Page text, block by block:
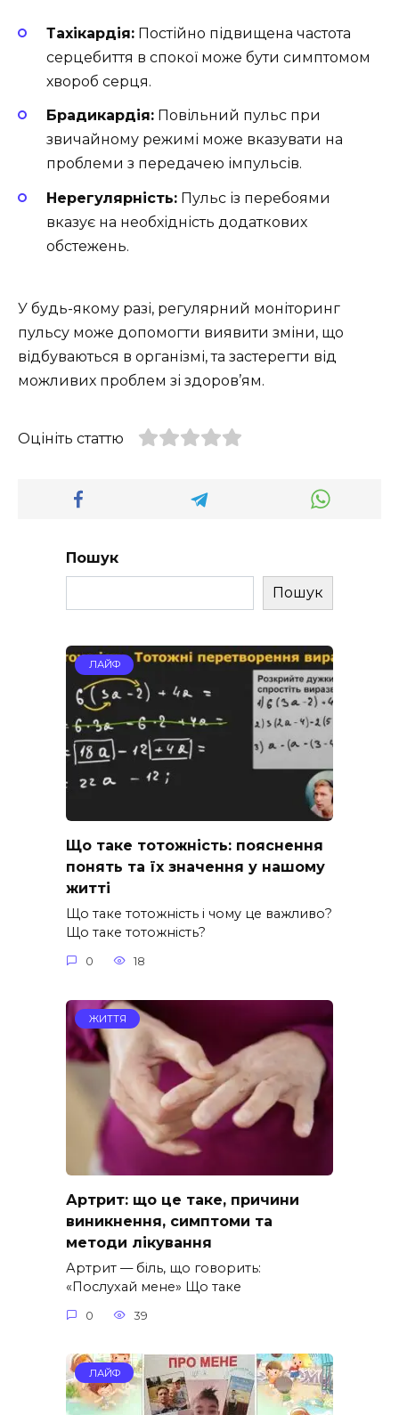
Тахікардія: Постійно підвищена частота
серцебиття в спокої може бути симптомом
хвороб серця.
Брадикардія: Повільний пульс при
звичайному режимі може вказувати на
проблеми з передачею імпульсів.
Нерегулярність: Пульс із перебоями
вказує на необхідність додаткових
обстежень.
У будь-якому разі, регулярний моніторинг
пульсу може допомогти виявити зміни, що
відбуваються в організмі, та застерегти від
можливих проблем зі здоров’ям.
Оцініть статтю
Пошук
Пошук
ЛАЙФ
Що таке тотожність: пояснення
понять та їх значення у нашому
житті
Що таке тотожність і чому це важливо?
Що таке тотожність?
0 18
ЖИТТЯ
Артрит: що це таке, причини
виникнення, симптоми та
методи лікування
Артрит — біль, що говорить:
«Послухай мене» Що таке
0 39
ЛАЙФ